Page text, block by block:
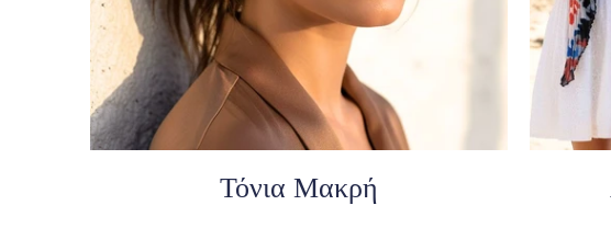
Τόνια Μακρή